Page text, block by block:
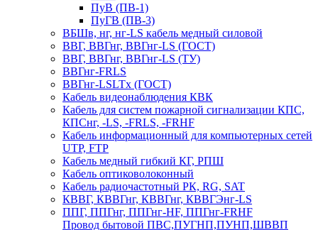
ПуВ (ПВ-1)
ПуГВ (ПВ-3)
ВБШв, нг, нг-LS кабель медный силовой
ВВГ, ВВГнг, ВВГнг-LS (ГОСТ)
ВВГ, ВВГнг, ВВГнг-LS (ТУ)
ВВГнг-FRLS
ВВГнг-LSLTx (ГОСТ)
Кабель видеонаблюдения КВК
Кабель для систем пожарной сигнализации КПС,
КПСнг, -LS, -FRLS, -FRHF
Кабель информационный для компьютерных сетей
UTP, FTP
Кабель медный гибкий КГ, РПШ
Кабель оптиковолоконный
Кабель радиочастотный РК, RG, SAT
КВВГ, КВВГнг, КВВГнг, КВВГЭнг-LS
ППГ, ППГнг, ППГнг-HF, ППГнг-FRHF
Провод бытовой ПВС,ПУГНП,ПУНП,ШВВП